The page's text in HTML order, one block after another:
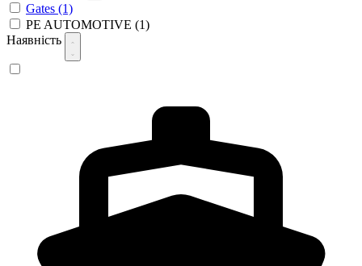
Gates (1)
PE AUTOMOTIVE (1)
Наявність